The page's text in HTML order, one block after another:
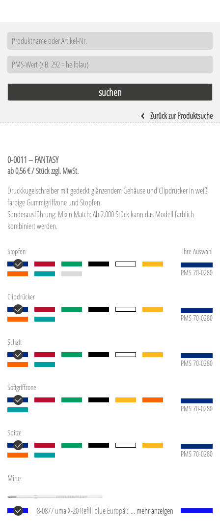
Zurück zur Produktsuche
0-0011 – FANTASY
ab 0,56 € / Stück zzgl. MwSt.
Druckkugelschreiber mit gedeckt glänzendem Gehäuse und Clipdrücker in weiß,
farbige Gummigriffzone und Stopfen.
Sonderausführung: Mix'n Match: Ab 2.000 Stück kann das Modell farblich
kombiniert werden.
Ihre Auswahl
Stopfen
PMS 70-0280
Clipdrücker
PMS 70-0280
Schaft
PMS 70-0280
Softgriffzone
PMS 70-0280
Spitze
PMS 70-0280
Mine
8-0877 uma X-20 Refill blue Europäische X-20... mehr anzeigen